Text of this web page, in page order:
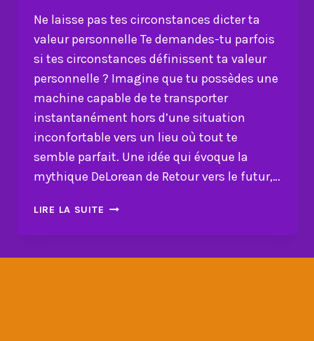
Ne laisse pas tes circonstances dicter ta
valeur personnelle Te demandes-tu parfois
si tes circonstances définissent ta valeur
personnelle ? Imagine que tu possèdes une
machine capable de te transporter
instantanément hors d’une situation
inconfortable vers un lieu où tout te
semble parfait. Une idée qui évoque la
mythique DeLorean de Retour vers le futur,…
LIRE LA SUITE NE